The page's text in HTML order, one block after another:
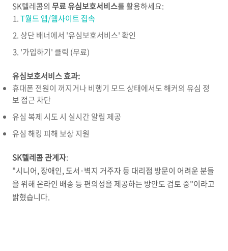
SK텔레콤의 무료 유심보호서비스를 활용하세요:
T월드 앱/웹사이트 접속
상단 배너에서 '유심보호서비스' 확인
'가입하기' 클릭 (무료)
유심보호서비스 효과:
휴대폰 전원이 꺼지거나 비행기 모드 상태에서도 해커의 유심 정
보 접근 차단
유심 복제 시도 시 실시간 알림 제공
유심 해킹 피해 보상 지원
SK텔레콤 관계자:
"시니어, 장애인, 도서·벽지 거주자 등 대리점 방문이 어려운 분들
을 위해 온라인 배송 등 편의성을 제공하는 방안도 검토 중"이라고
밝혔습니다.